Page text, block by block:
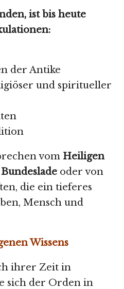
ist bis heute
der Antike
und spiritueller
vom Heiligen
Bundeslade oder von
die ein tieferes
Mensch und
Wissens
ihrer Zeit in
sich der Orden in